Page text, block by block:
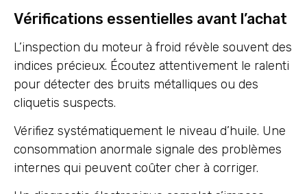
Vérifications essentielles avant l’achat
L’inspection du moteur à froid révèle souvent des
indices précieux. Écoutez attentivement le ralenti
pour détecter des bruits métalliques ou des
cliquetis suspects.
Vérifiez systématiquement le niveau d’huile. Une
consommation anormale signale des problèmes
internes qui peuvent coûter cher à corriger.